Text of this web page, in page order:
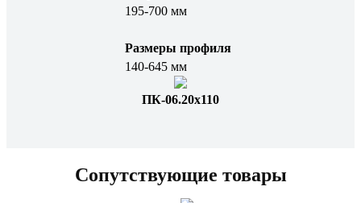
195-700 мм
Размеры профиля
140-645 мм
ПК-06.20х110
Сопутствующие товары